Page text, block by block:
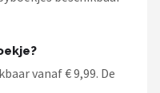
vanaf € 9,99. De